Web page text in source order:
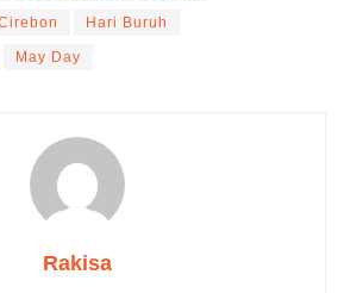
Hari Buruh
May Day
Rakisa